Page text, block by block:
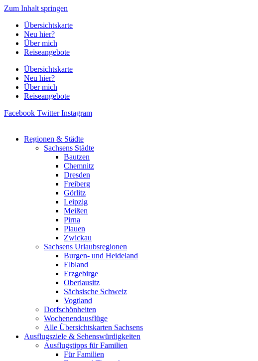
Zum Inhalt springen
Übersichtskarte
Neu hier?
Über mich
Reiseangebote
Übersichtskarte
Neu hier?
Über mich
Reiseangebote
Facebook Twitter Instagram
Regionen & Städte
Sachsens Städte
Bautzen
Chemnitz
Dresden
Freiberg
Görlitz
Leipzig
Meißen
Pirna
Plauen
Zwickau
Sachsens Urlaubsregionen
Burgen- und Heideland
Elbland
Erzgebirge
Oberlausitz
Sächsische Schweiz
Vogtland
Dorfschönheiten
Wochenendausflüge
Alle Übersichtskarten Sachsens
Ausflugsziele & Sehenswürdigkeiten
Ausflugstipps für Familien
Für Familien